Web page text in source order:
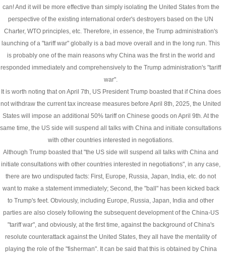
can! And it will be more effective than simply isolating the United States from the
perspective of the existing international order's destroyers based on the UN
Charter, WTO principles, etc. Therefore, in essence, the Trump administration's
launching of a "tariff war" globally is a bad move overall and in the long run. This
is probably one of the main reasons why China was the first in the world and
responded immediately and comprehensively to the Trump administration's "tariff
war".
It is worth noting that on April 7th, US President Trump boasted that if China does
not withdraw the current tax increase measures before April 8th, 2025, the United
States will impose an additional 50% tariff on Chinese goods on April 9th. At the
same time, the US side will suspend all talks with China and initiate consultations
with other countries interested in negotiations.
Although Trump boasted that "the US side will suspend all talks with China and
initiate consultations with other countries interested in negotiations", in any case,
there are two undisputed facts: First, Europe, Russia, Japan, India, etc. do not
want to make a statement immediately; Second, the "ball" has been kicked back
to Trump's feet. Obviously, including Europe, Russia, Japan, India and other
parties are also closely following the subsequent development of the China-US
"tariff war", and obviously, at the first time, against the background of China's
resolute counterattack against the United States, they all have the mentality of
playing the role of the "fisherman". It can be said that this is obtained by China